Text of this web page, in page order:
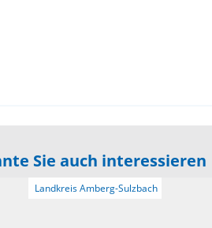
Sie auch interessieren